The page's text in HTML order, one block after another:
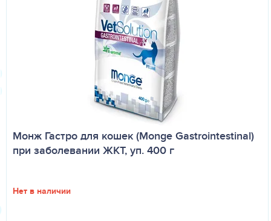
Монж Гастро для кошек (Monge Gastrointestinal)
при заболевании ЖКТ, уп. 400 г
Нет в наличии